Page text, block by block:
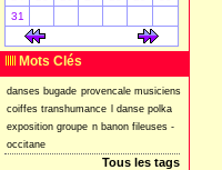
31
Mots Clés
danses bugade provencale musiciens
coiffes transhumance danse polka
exposition groupe n banon fileuses -
occitane
Tous les tags